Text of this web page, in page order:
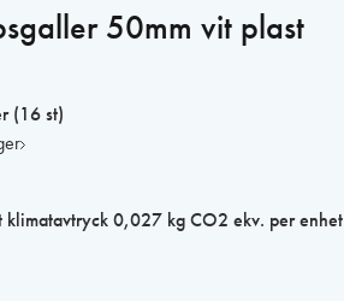
50mm vit plast
(16 st)
klimatavtryck 0,027 kg CO2 ekv. per enhet